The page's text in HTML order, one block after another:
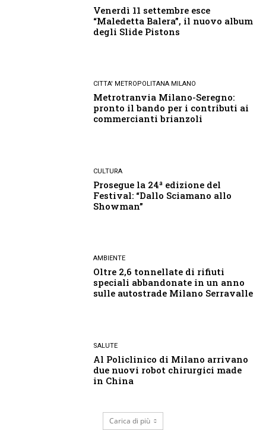
Venerdì 11 settembre esce
“Maledetta Balera”, il nuovo album
degli Slide Pistons
CITTA' METROPOLITANA MILANO
Metrotranvia Milano-Seregno:
pronto il bando per i contributi ai
commercianti brianzoli
CULTURA
Prosegue la 24ª edizione del
Festival: “Dallo Sciamano allo
Showman”
AMBIENTE
Oltre 2,6 tonnellate di rifiuti
speciali abbandonate in un anno
sulle autostrade Milano Serravalle
SALUTE
Al Policlinico di Milano arrivano
due nuovi robot chirurgici made
in China
Carica di più